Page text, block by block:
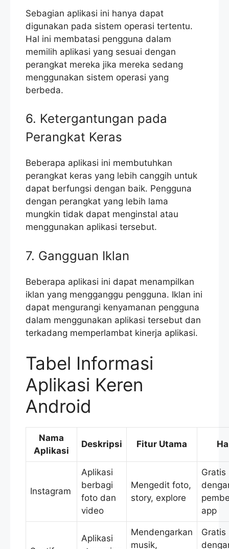
Sebagian aplikasi ini hanya dapat
digunakan pada sistem operasi tertentu.
Hal ini membatasi pengguna dalam
memilih aplikasi yang sesuai dengan
perangkat mereka jika mereka sedang
menggunakan sistem operasi yang
berbeda.
6. Ketergantungan pada
Perangkat Keras
Beberapa aplikasi ini membutuhkan
perangkat keras yang lebih canggih untuk
dapat berfungsi dengan baik. Pengguna
dengan perangkat yang lebih lama
mungkin tidak dapat menginstal atau
menggunakan aplikasi tersebut.
7. Gangguan Iklan
Beberapa aplikasi ini dapat menampilkan
iklan yang mengganggu pengguna. Iklan ini
dapat mengurangi kenyamanan pengguna
dalam menggunakan aplikasi tersebut dan
terkadang memperlambat kinerja aplikasi.
Tabel Informasi
Aplikasi Keren
Android
Nama
Aplikasi
Deskripsi Fitur Utama
Instagram
Aplikasi
berbagi
foto dan
video
Mengedit foto,
story, explore
Gratis
app
Aplikasi
Mendengarkan
musik,
Gratis